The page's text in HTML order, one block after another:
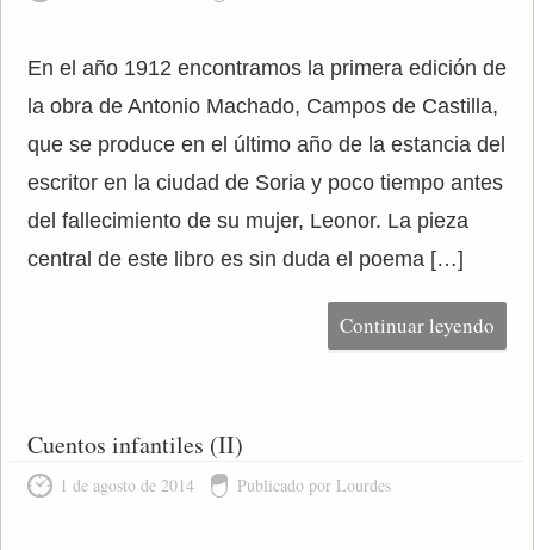
En el año 1912 encontramos la primera edición de
la obra de Antonio Machado, Campos de Castilla,
que se produce en el último año de la estancia del
escritor en la ciudad de Soria y poco tiempo antes
del fallecimiento de su mujer, Leonor. La pieza
central de este libro es sin duda el poema […]
Continuar leyendo
Cuentos infantiles (II)
1 de agosto de 2014 Publicado por Lourdes